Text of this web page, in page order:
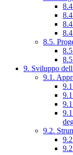
8.5.
9. Sviluppo
9.1.
9.2.